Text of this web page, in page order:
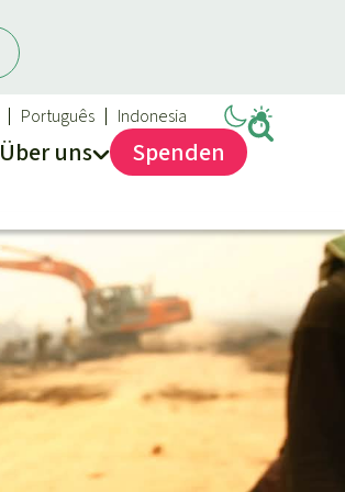
Überuns
Português Indonesia
Spenden